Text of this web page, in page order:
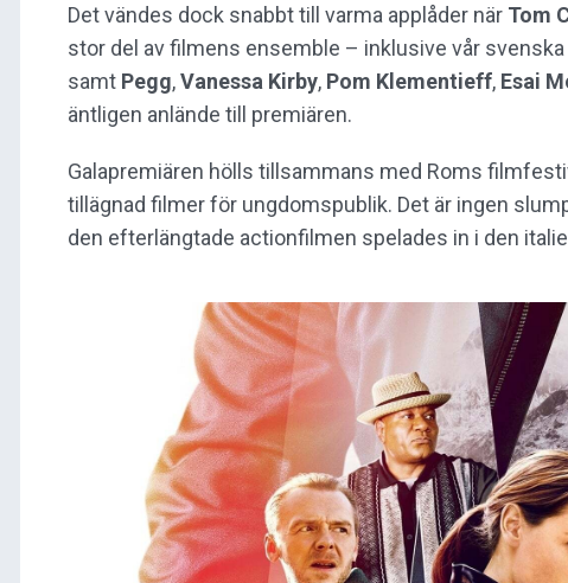
Det vändes dock snabbt till varma applåder när Tom
stor del av filmens ensemble – inklusive vår
samt Pegg,Vanessa Kirby, Pom Klementieff, Esai
äntligen anlände till premiären.
Galapremiären hölls tillsammans med Roms
tillägnad filmer för ungdomspublik. Det är ingen
den efterlängtade actionfilmen spelades in i den